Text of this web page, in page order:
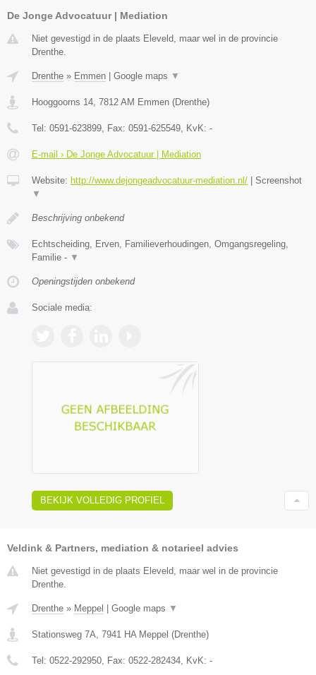
De Jonge Advocatuur | Mediation
Niet gevestigd in de plaats Eleveld, maar wel in de provincie
Drenthe.
Drenthe » Emmen Google maps ▼
Hooggoorns 14, 7812 AM Emmen (Drenthe)
Tel: 0591-623899, Fax: 0591-625549, KvK: -
E-mail › De Jonge Advocatuur | Mediation
Website: http://www.dejongeadvocatuur-mediation.nl/
Screenshot
▼
Beschrijving onbekend
Echtscheiding, Erven, Familieverhoudingen, Omgangsregeling,
Familie - ▼
Openingstijden onbekend
Sociale media:
BEKIJK VOLLEDIG PROFIEL
Veldink & Partners, mediation & notarieel advies
Niet gevestigd in de plaats Eleveld, maar wel in de provincie
Drenthe.
Drenthe » Meppel Google maps ▼
Stationsweg 7A 7941 HA Meppel (Drenthe)
Tel: 0522-292950 , Fax: 0522-282434 , KvK: -